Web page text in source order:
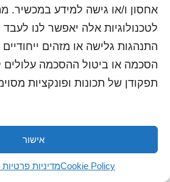
אחסון ו/או גישה למידע במכשיר.
לטכנולוגיות אלה יאפשר לנו לעבד
התנהגות גלישה או מזהים
הסכמה או ביטול ההסכמה
תפקודן של תכונות ופונקציות
אישור
Cookie Policyמדיניות
כל
"היוצרים"